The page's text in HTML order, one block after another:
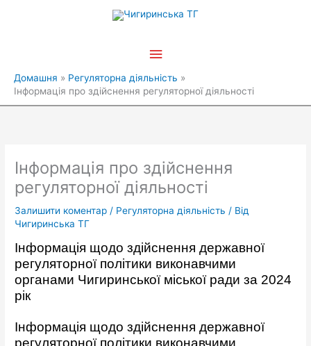
Головне
Домашня
Регуляторна діяльність
Інформація про здійснення регуляторної діяльності
Інформація про здійснення
регуляторної діяльності
Залишити коментар / Регуляторна діяльність / Від
Чигиринська ТГ
Інформація щодо здійснення державної
регуляторної політики виконавчими
органами Чигиринської міської ради за 2024
рік
Інформація щодо здійснення державної
регуляторної політики виконавчими